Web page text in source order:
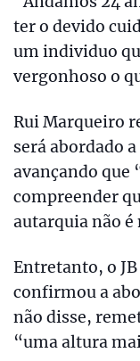
ter o devido
um individuo
vergonhoso o
Rui Marqueiro
será abordado
avançando que
compreender
autarquia não é
Entretanto, o
confirmou a
não disse,
“uma altura